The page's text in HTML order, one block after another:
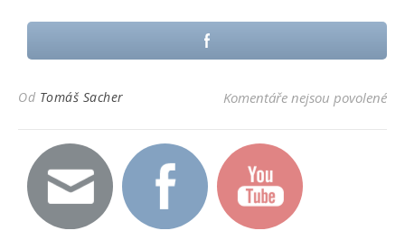
Od Tomáš Sacher Komentáře nejsou povolenéu